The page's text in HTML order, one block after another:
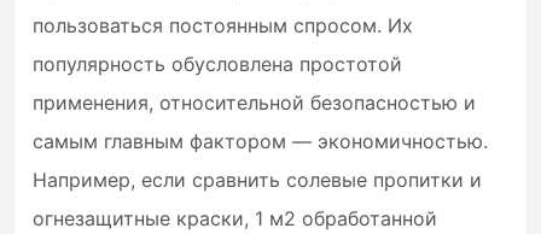
пользоваться постоянным спросом. Их
популярность обусловлена ​​простотой
применения, относительной безопасностью и
самым главным фактором — экономичностью.
Например, если сравнить солевые пропитки и
огнезащитные краски, 1 м2 обработанной